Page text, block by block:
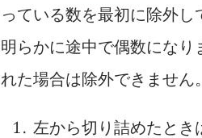
っている数を最初に除外
明らかに途中で偶数にな
れた場合は除外できません
左から切り詰めたとき